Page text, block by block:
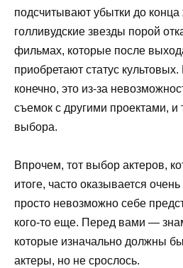
подсчитывают убытки до
голливудские звезды порой
фильмах, которые после
приобретают статус
конечно, это из-за
съемок с другими проектами, и
выбора.
Впрочем, тот выбор актеров,
итоге, часто оказывается
просто невозможно себе
кого-то еще. Перед вами —
которые изначально должны
актеры, но не срослось.